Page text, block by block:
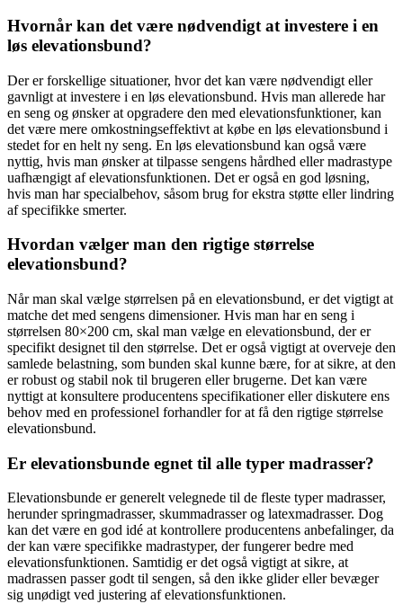
Hvornår kan det være nødvendigt at investere i en
løs elevationsbund?
Der er forskellige situationer, hvor det kan være nødvendigt eller
gavnligt at investere i en løs elevationsbund. Hvis man allerede har
en seng og ønsker at opgradere den med elevationsfunktioner, kan
det være mere omkostningseffektivt at købe en løs elevationsbund i
stedet for en helt ny seng. En løs elevationsbund kan også være
nyttig, hvis man ønsker at tilpasse sengens hårdhed eller madrastype
uafhængigt af elevationsfunktionen. Det er også en god løsning,
hvis man har specialbehov, såsom brug for ekstra støtte eller lindring
af specifikke smerter.
Hvordan vælger man den rigtige størrelse
elevationsbund?
Når man skal vælge størrelsen på en elevationsbund, er det vigtigt at
matche det med sengens dimensioner. Hvis man har en seng i
størrelsen 80×200 cm, skal man vælge en elevationsbund, der er
specifikt designet til den størrelse. Det er også vigtigt at overveje den
samlede belastning, som bunden skal kunne bære, for at sikre, at den
er robust og stabil nok til brugeren eller brugerne. Det kan være
nyttigt at konsultere producentens specifikationer eller diskutere ens
behov med en professionel forhandler for at få den rigtige størrelse
elevationsbund.
Er elevationsbunde egnet til alle typer madrasser?
Elevationsbunde er generelt velegnede til de fleste typer madrasser,
herunder springmadrasser, skummadrasser og latexmadrasser. Dog
kan det være en god idé at kontrollere producentens anbefalinger, da
der kan være specifikke madrastyper, der fungerer bedre med
elevationsfunktionen. Samtidig er det også vigtigt at sikre, at
madrassen passer godt til sengen, så den ikke glider eller bevæger
sig unødigt ved justering af elevationsfunktionen.